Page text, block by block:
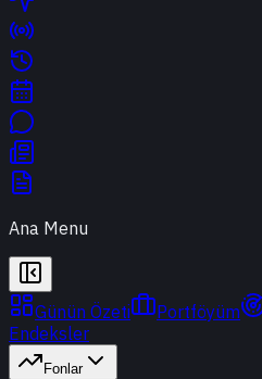
Ana Menu
Günün Özeti Portföyüm
Endeksler
Fonlar